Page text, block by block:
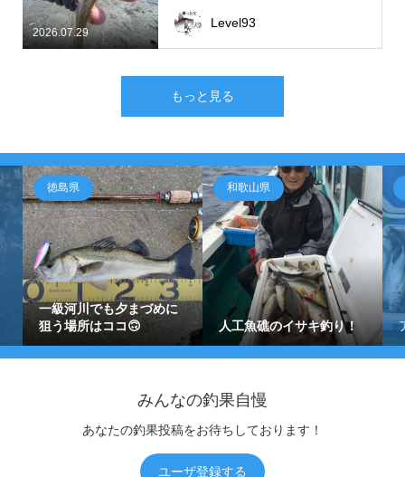
2026.07.29
Level93
もっと見る
徳島県
一級河川でも夕まづめに
狙う場所はココ🙃
和歌山県
人工魚礁のイサキ釣り！
みんなの釣果自慢
あなたの釣果投稿をお待ちしております！
ユーザ登録する